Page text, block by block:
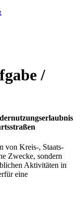
/
von Kreis-, Staats-
Zwecke, sondern
Aktivitäten in
eine